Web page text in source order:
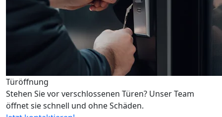
Türöffnung
Stehen Sie vor verschlossenen Türen? Unser Team
öffnet sie schnell und ohne Schäden.